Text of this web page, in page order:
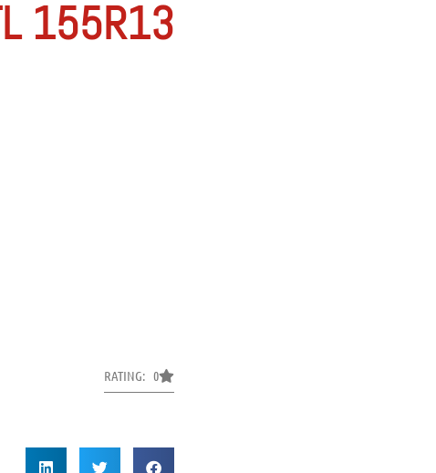
155R13
RATING: 0